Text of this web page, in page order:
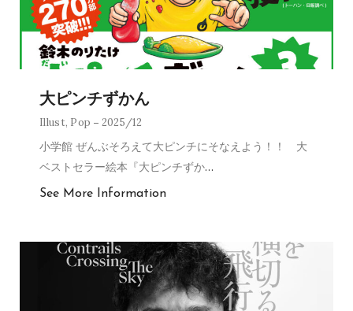
大ピンチずかん
Illust, Pop 2025/12
小学館 ぜんぶそろえて大ピンチにそなえよう！！ 大
ベストセラー絵本『大ピンチずか…
See More Information